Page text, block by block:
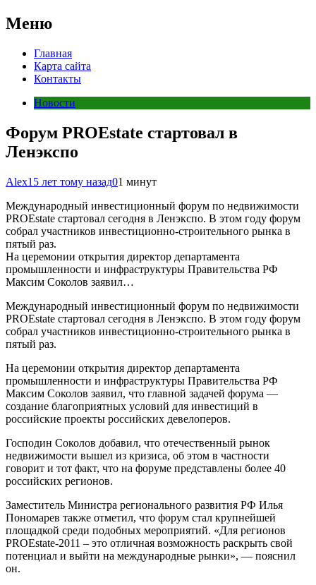
Меню
Главная
Карта сайта
Контакты
Новости
Форум PROEstate стартовал в
Ленэкспо
Alex15 лет тому назад01 минут
Международный инвестиционный форум по недвижимости
PROEstate стартовал сегодня в Ленэкспо. В этом году форум
собрал участников инвестиционно-строительного рынка в
пятый раз.
На церемонии открытия директор департамента
промышленности и инфраструктуры Правительства РФ
Максим Соколов заявил…
Международный инвестиционный форум по недвижимости
PROEstate стартовал сегодня в Ленэкспо. В этом году форум
собрал участников инвестиционно-строительного рынка в
пятый раз.
На церемонии открытия директор департамента
промышленности и инфраструктуры Правительства РФ
Максим Соколов заявил, что главной задачей форума —
создание благоприятных условий для инвестиций в
российские проекты российских девелоперов.
Господин Соколов добавил, что отечественный рынок
недвижимости вышел из кризиса, об этом в частности
говорит и тот факт, что на форуме представлены более 40
российских регионов.
Заместитель Министра регионального развития РФ Илья
Пономарев также отметил, что форум стал крупнейшей
площадкой среди подобных мероприятий. «Для регионов
PROEstate-2011 – это отличная возможность раскрыть свой
потенциал и выйти на международные рынки», — пояснил
он.